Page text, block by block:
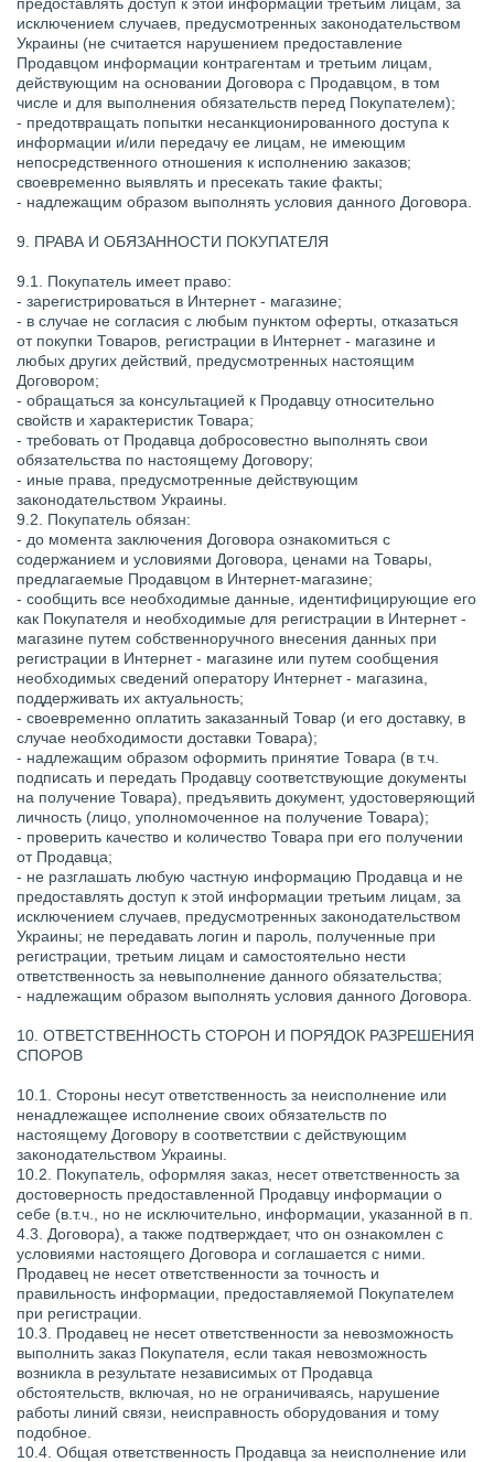
исключением случаев, предусмотренных законодательством
Украины (не считается нарушением предоставление
Продавцом информации контрагентам и третьим лицам,
действующим на основании Договора с Продавцом, в том
числе и для выполнения обязательств перед Покупателем);
- предотвращать попытки несанкционированного доступа к
информации и/или передачу ее лицам, не имеющим
непосредственного отношения к исполнению заказов;
своевременно выявлять и пресекать такие факты;
- надлежащим образом выполнять условия данного Договора.
9. ПРАВА И ОБЯЗАННОСТИ ПОКУПАТЕЛЯ
9.1. Покупатель имеет право:
- зарегистрироваться в Интернет - магазине;
- в случае не согласия с любым пунктом оферты, отказаться
от покупки Товаров, регистрации в Интернет - магазине и
любых других действий, предусмотренных настоящим
Договором;
- обращаться за консультацией к Продавцу относительно
свойств и характеристик Товара;
- требовать от Продавца добросовестно выполнять свои
обязательства по настоящему Договору;
- иные права, предусмотренные действующим
законодательством Украины.
9.2. Покупатель обязан:
- до момента заключения Договора ознакомиться с
содержанием и условиями Договора, ценами на Товары,
предлагаемые Продавцом в Интернет-магазине;
- сообщить все необходимые данные, идентифицирующие его
как Покупателя и необходимые для регистрации в Интернет -
магазине путем собственноручного внесения данных при
регистрации в Интернет - магазине или путем сообщения
необходимых сведений оператору Интернет - магазина,
поддерживать их актуальность;
- своевременно оплатить заказанный Товар (и его доставку, в
случае необходимости доставки Товара);
- надлежащим образом оформить принятие Товара (в т.ч.
подписать и передать Продавцу соответствующие документы
на получение Товара), предъявить документ, удостоверяющий
личность (лицо, уполномоченное на получение Товара);
- проверить качество и количество Товара при его получении
от Продавца;
- не разглашать любую частную информацию Продавца и не
предоставлять доступ к этой информации третьим лицам, за
исключением случаев, предусмотренных законодательством
Украины; не передавать логин и пароль, полученные при
регистрации, третьим лицам и самостоятельно нести
ответственность за невыполнение данного обязательства;
- надлежащим образом выполнять условия данного Договора.
10. ОТВЕТСТВЕННОСТЬ СТОРОН И ПОРЯДОК РАЗРЕШЕНИЯ
СПОРОВ
10.1. Стороны несут ответственность за неисполнение или
ненадлежащее исполнение своих обязательств по
настоящему Договору в соответствии с действующим
законодательством Украины.
10.2. Покупатель, оформляя заказ, несет ответственность за
достоверность предоставленной Продавцу информации о
себе (в.т.ч., но не исключительно, информации, указанной в п.
4.3. Договора), а также подтверждает, что он ознакомлен с
условиями настоящего Договора и соглашается с ними.
Продавец не несет ответственности за точность и
правильность информации, предоставляемой Покупателем
при регистрации.
10.3. Продавец не несет ответственности за невозможность
выполнить заказ Покупателя, если такая невозможность
возникла в результате независимых от Продавца
обстоятельств, включая, но не ограничиваясь, нарушение
работы линий связи, неисправность оборудования и тому
подобное.
10.4. Общая ответственность Продавца за неисполнение или